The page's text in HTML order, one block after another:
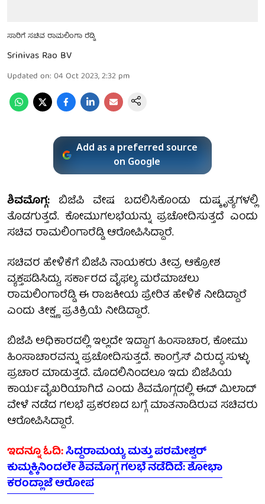
ಸಾರಿಗೆ ಸಚಿವ ರಾಮಲಿಂಗಾ ರೆಡ್ಡಿ
Srinivas Rao BV
Updated on: 04 Oct 2023, 2:32 pm
Add as a preferred source
on Google
ಶಿವಮೊಗ್ಗ: ಬಿಜೆಪಿ ವೇಷ ಬದಲಿಸಿಕೊಂಡು ದುಷ್ಕೃತ್ಯಗಳಲ್ಲಿ
ತೊಡಗುತ್ತದೆ. ಕೋಮುಗಲಭೆಯನ್ನು ಪ್ರಚೋದಿಸುತ್ತದೆ ಎಂದು
ಸಚಿವ ರಾಮಲಿಂಗಾರೆಡ್ಡಿ ಆರೋಪಿಸಿದ್ದಾರೆ.
ಸಚಿವರ ಹೇಳಿಕೆಗೆ ಬಿಜೆಪಿ ನಾಯಕರು ತೀವ್ರ ಆಕ್ರೋಶ
ವ್ಯಕ್ತಪಡಿಸಿದ್ದು, ಸರ್ಕಾರದ ವೈಫಲ್ಯ ಮರೆಮಾಚಲು
ರಾಮಲಿಂಗಾರೆಡ್ಡಿ ಈ ರಾಜಕೀಯ ಪ್ರೇರಿತ ಹೇಳಿಕೆ ನೀಡಿದ್ದಾರೆ
ಎಂದು ತೀಕ್ಷ್ಣ ಪ್ರತಿಕ್ರಿಯೆ ನೀಡಿದ್ದಾರೆ.
ಬಿಜೆಪಿ ಅಧಿಕಾರದಲ್ಲಿ ಇಲ್ಲದೇ ಇದ್ದಾಗ ಹಿಂಸಾಚಾರ, ಕೋಮು
ಹಿಂಸಾಚಾರವನ್ನು ಪ್ರಚೋದಿಸುತ್ತದೆ. ಕಾಂಗ್ರೆಸ್ ವಿರುದ್ಧ ಸುಳ್ಳು
ಪ್ರಚಾರ ಮಾಡುತ್ತದೆ. ಮೊದಲಿನಿಂದಲೂ ಇದು ಬಿಜೆಪಿಯ
ಕಾರ್ಯವೈಖರಿಯಾಗಿದೆ ಎಂದು ಶಿವಮೊಗ್ಗದಲ್ಲಿ ಈದ್ ಮಿಲಾದ್
ವೇಳೆ ನಡೆದ ಗಲಭೆ ಪ್ರಕರಣದ ಬಗ್ಗೆ ಮಾತನಾಡಿರುವ ಸಚಿವರು
ಆರೋಪಿಸಿದ್ದಾರೆ.
ಇದನ್ನೂ ಓದಿ:ಸಿದ್ದರಾಮಯ್ಯ ಮತ್ತು ಪರಮೇಶ್ವರ್
ಕುಮ್ಮಕ್ಕಿನಿಂದಲೇ ಶಿವಮೊಗ್ಗ ಗಲಭೆ ನಡೆದಿದೆ: ಶೋಭಾ
ಕರಂದ್ಲಾಜೆ ಆರೋಪ